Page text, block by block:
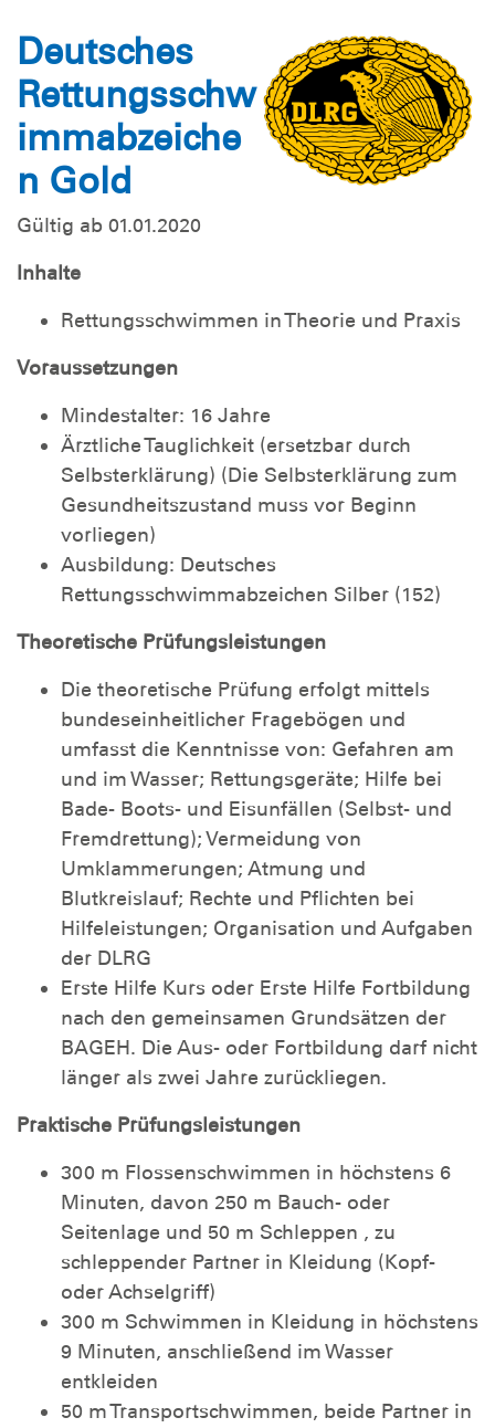
Deutsches
Rettungsschw
immabzeiche
n Gold
Gültig ab 01.01.2020
Inhalte
Rettungsschwimmen in Theorie und Praxis
Voraussetzungen
Mindestalter: 16 Jahre
Ärztliche Tauglichkeit (ersetzbar durch
Selbsterklärung) (Die Selbsterklärung zum
Gesundheitszustand muss vor Beginn
vorliegen)
Ausbildung: Deutsches
Rettungsschwimmabzeichen Silber (152)
Theoretische Prüfungsleistungen
Die theoretische Prüfung erfolgt mittels
bundeseinheitlicher Fragebögen und
umfasst die Kenntnisse von: Gefahren am
und im Wasser; Rettungsgeräte; Hilfe bei
Bade- Boots- und Eisunfällen (Selbst- und
Fremdrettung); Vermeidung von
Umklammerungen; Atmung und
Blutkreislauf; Rechte und Pflichten bei
Hilfeleistungen; Organisation und Aufgaben
der DLRG
Erste Hilfe Kurs oder Erste Hilfe Fortbildung
nach den gemeinsamen Grundsätzen der
BAGEH. Die Aus- oder Fortbildung darf nicht
länger als zwei Jahre zurückliegen.
Praktische Prüfungsleistungen
300 m Flossenschwimmen in höchstens 6
Minuten, davon 250 m Bauch- oder
Seitenlage und 50 m Schleppen , zu
schleppender Partner in Kleidung (Kopf-
oder Achselgriff)
300 m Schwimmen in Kleidung in höchstens
9 Minuten, anschließend im Wasser
entkleiden
50 m Transportschwimmen, beide Partner in